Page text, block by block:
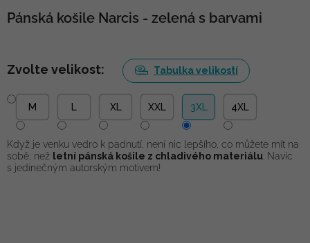
Pánská košile Narcis - zelená s barvami
Zvolte velikost: Tabulka velikostí
M XL XXL 3XL 4XL
Když je venku vedro k padnutí, není nic lepšího, co můžete mít na
sobě, než letní pánská košile z chladivého materiálu . Navíc
s jedinečným autorským motivem!